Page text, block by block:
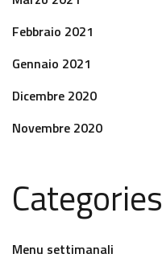
Febbraio 2021
Gennaio 2021
Dicembre 2020
Novembre 2020
Categories
Menu settimanali